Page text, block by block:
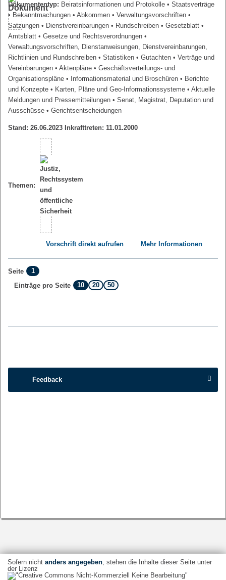
Dokumententyp: Beiratsinformationen und Protokolle • Staatsverträge
• Bekanntmachungen • Abkommen • Verwaltungsvorschriften •
Satzungen • Dienstvereinbarungen • Rundschreiben • Gesetzblatt •
Amtsblatt • Gesetze und Rechtsverordnungen •
Verwaltungsvorschriften, Dienstanweisungen, Dienstvereinbarungen,
Richtlinien und Rundschreiben • Statistiken • Gutachten • Verträge und
Vereinbarungen • Aktenpläne • Geschäftsverteilungs- und
Organisationspläne • Informationsmaterial und Broschüren • Berichte
und Konzepte • Karten, Pläne und Geo-Informationssysteme • Aktuelle
Meldungen und Pressemitteilungen • Senat, Magistrat, Deputation und
Ausschüsse • Gerichtsentscheidungen
Stand: 26.06.2023 Inkrafttreten: 11.01.2000
Themen:
Vorschrift direkt aufrufen Mehr Informationen
Seite
1
Einträge pro Seite
10 20 50
Feedback
Sofern nicht anders angegeben, stehen die Inhalte dieser Seite unter
der Lizenz